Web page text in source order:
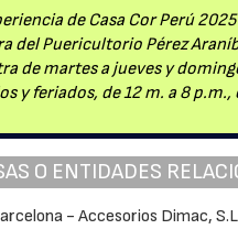
de Casa Cor Perú
del Puericultorio Pérez
de martes a jueves y
y feriados, de 12 m. a 8
O ENTIDADES
- Accesorios Dimac,